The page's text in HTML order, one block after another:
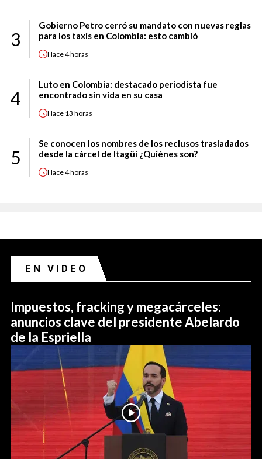
3
Gobierno Petro cerró su mandato con nuevas reglas
para los taxis en Colombia: esto cambió
Hace4 horas
4
Luto en Colombia: destacado periodista fue
encontrado sin vida en su casa
Hace 13 horas
5
Se conocen los nombres de los reclusos trasladados
desde la cárcel de Itagüí ¿Quiénes son?
Hace4 horas
EN VIDEO
Impuestos, fracking y megacárceles:
anuncios clave del presidente Abelardo
de la Espriella